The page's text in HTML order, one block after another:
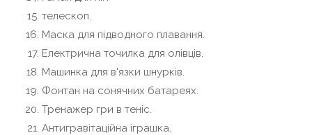
телескоп.
Маска для підводного плавання.
Електрична точилка для олівців.
Машинка для в'язки шнурків.
Фонтан на сонячних батареях.
Тренажер гри в теніс.
Антигравітаційна іграшка.